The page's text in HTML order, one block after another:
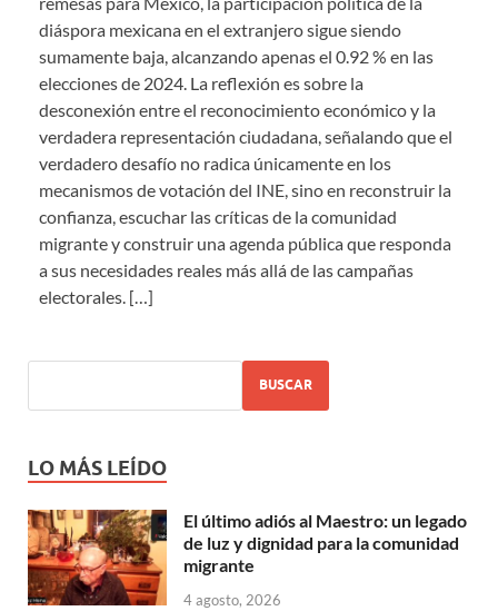
diáspora mexicana en el extranjero sigue siendo
sumamente baja, alcanzando apenas el 0.92 % en las
elecciones de 2024. La reflexión es sobre la
desconexión entre el reconocimiento económico y la
verdadera representación ciudadana, señalando que el
verdadero desafío no radica únicamente en los
mecanismos de votación del INE, sino en reconstruir la
confianza, escuchar las críticas de la comunidad
migrante y construir una agenda pública que responda
a sus necesidades reales más allá de las campañas
electorales. […]
BUSCAR
LO MÁS LEÍDO
El último adiós al Maestro: un legado
de luz y dignidad para la comunidad
migrante
4 agosto, 2026